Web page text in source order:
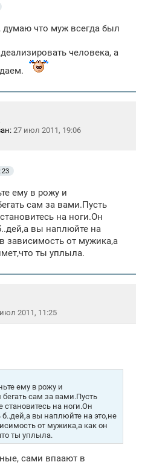
думаю что муж всегда был
человека, а
27 июл 2011, 19:06
ему в рожу и
сам за вами.Пусть
на ноги.Он
вы наплюйте на
зависимость от мужика,а
ты уплыла.
2011, 11:25
ему в рожу и
сам за вами.Пусть
на ноги.Он
б..дей,а вы наплюйте на это,не
от мужика,а как он
ты уплыла.
сами впаают в